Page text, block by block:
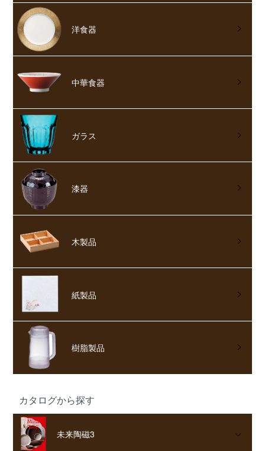
洋食器
中華食器
ガラス
漆器
木製品
紙製品
樹脂製品
カタログから探す
未来陶磁3